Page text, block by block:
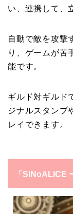
い、連携して、
自動で敵を攻撃
り、ゲームが苦
能です。
ギルド対ギルド
ジナルスタンプ
レイできます。
「SINoALICE